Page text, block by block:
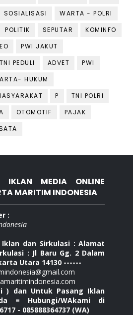
SOSIALISASI
WARTA - POLRI
POLITIK SEPUTAR
KOMINFO
PWI JAKUT
TNI PEDULI ADVET
PWI
HUKUM
P
TNI POLRI
OTOMOTIF
PAJAK
IKLAN MEDIA ONLINE
MARITIM INDONESIA
:
dan Sirkulasi : Alamat
: Jl Baru Gg. 2 Dalam
Utara 14130 ------
) dan Untuk Pasang Iklan
= Hubungi/WAkami di
- 085888364737 (WA)